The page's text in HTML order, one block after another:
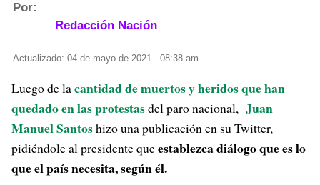
Por:
Redacción Nación
Actualizado: 04 de mayo de 2021 - 08:38 am
Luego de lacantidad de muertos y heridos que han
quedado en las protestasdel paro nacional, Juan
Manuel Santoshizo una publicación en su Twitter,
pidiéndole al presidente queestablezca diálogo que es lo
que el país necesita, según él.